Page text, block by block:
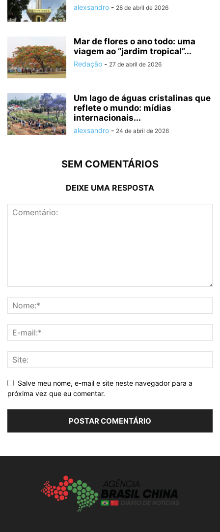
alexsandro - 28 de abril de 2026
Mar de flores o ano todo: uma
viagem ao “jardim tropical”...
Redação - 27 de abril de 2026
Um lago de águas cristalinas que
reflete o mundo: mídias
internacionais...
alexsandro - 24 de abril de 2026
SEM COMENTÁRIOS
DEIXE UMA RESPOSTA
Salve meu nome, e-mail e site neste navegador para a
próxima vez que eu comentar.